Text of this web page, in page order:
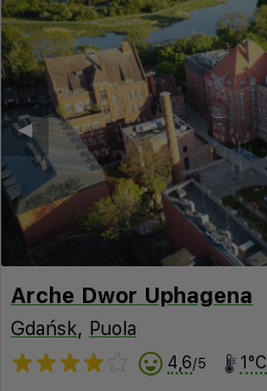
◀︎
Arche Dwor Uphagena
Gdańsk, Puola
4,6/5 1°C